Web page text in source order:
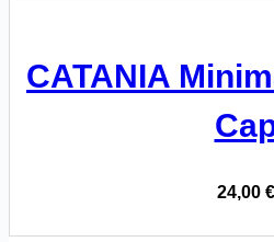
CATANIA
24,00 €